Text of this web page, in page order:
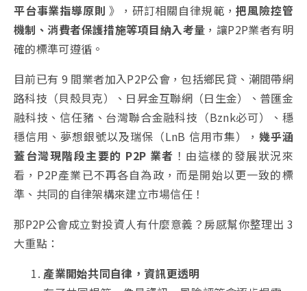
平台事業指導原則 》，研訂相關自律規範，把風險控管
機制、消費者保護措施等項目納入考量 ，讓P2P業者有明
確的標準可遵循。
目前已有 9 間業者加入P2P公會，包括鄉民貸、 潮間帶網
路科技（貝殼貝克）、 日昇金互聯網（日生金）、普匯金
融科技、信任豬、台灣聯合金融科技（Bznk必可）、穩
穩信用、夢想銀號以及瑞保（LnB 信用市集）， 幾乎涵
蓋台灣現階段主要的 P2P 業者 ！由這樣的發展狀況來
看，P2P產業已不再各自為政，而是開始以更一致的標
準、共同的自律架構來建立市場信任！
那P2P公會成立對投資人有什麼意義？房感幫你整理出 3
大重點：
產業開始共同自律，資訊更透明